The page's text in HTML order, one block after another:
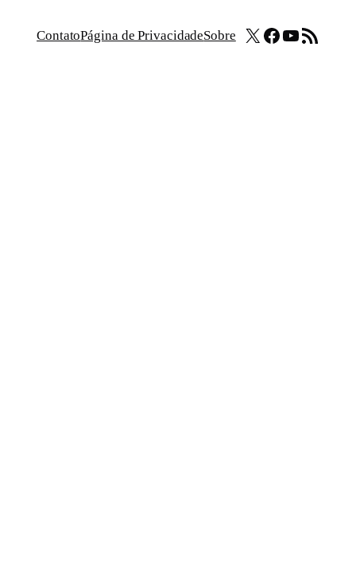
ContatoPágina de PrivacidadeSobre X Facebook
Youtube
Feed RSS